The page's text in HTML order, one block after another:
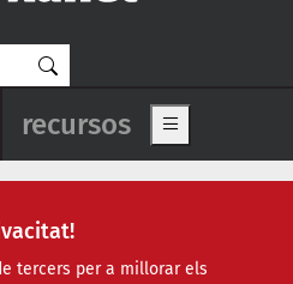
tercers per a millorar els
principal de
recursos Show main
Festiu